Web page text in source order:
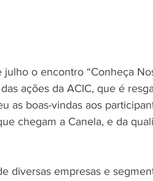
o encontro “Conheça
ações da ACIC, que é
as boas-vindas aos
chegam a Canela, e da
diversas empresas e